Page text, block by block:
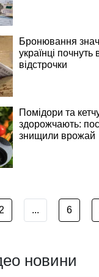
Бронювання
українці почнуть
відстрочки
Помідори та
здорожчають:
знищили врожай
2 ... 6
новини